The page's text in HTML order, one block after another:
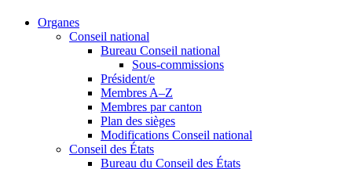
Organes
Conseil national
Bureau Conseil national
Sous-commissions
Président/e
Membres A–Z
Membres par canton
Plan des sièges
Modifications Conseil national
Conseil des États
Bureau du Conseil des États